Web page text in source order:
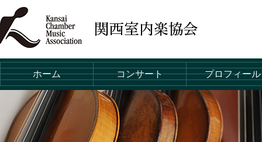
ホーム コンサート プロフィール